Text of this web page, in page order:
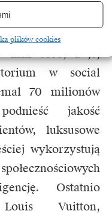
plików cookies
marka jest
obserwowana
mln osób, a jej
w social
70 milionów
jakość
luksusowe
wykorzystują
Ostatnio
Vuitton,